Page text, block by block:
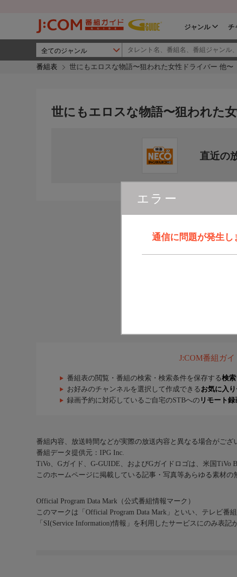
ジャンル チ
番組表 世にもエロスな物語〜狙われた女性ドライバー 他〜
エラー
通信に問題が発生
世にもエロスな物語〜狙われた
直近の
J:COM番組ガ
番組表の閲覧・番組の検索・検索条件を保存する検
お好みのチャンネルを選択して作成できる お気に入
録画予約に対応しているご自宅のSTBへの リモート
番組内容、放送時間などが実際の放送内容と異なる場合がござ
番組データ提供元：IPG Inc.
TiVo、Gガイド、G-GUIDE、およびGガイドロゴは、米国TiVo
このホームページに掲載している記事・写真等あらゆる素材の
Official Program Data Mark（公式番組情報マーク）
このマークは「Official Program Data Mark」といい、テレビ番
「SI(Service Information)情報」を利用したサービスにのみ表記